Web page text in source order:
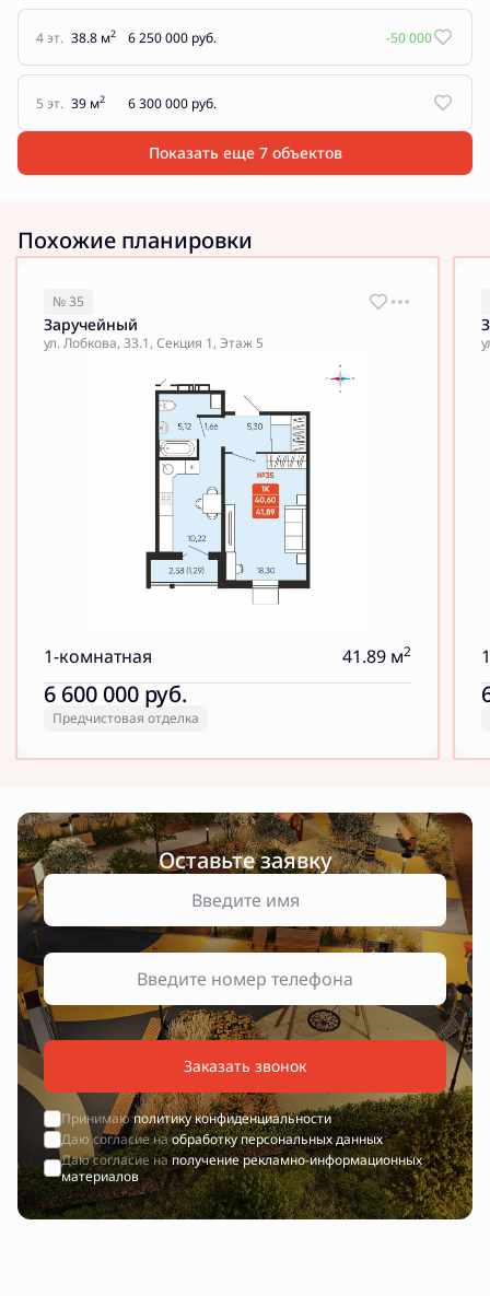
4 эт. 38.8 м2 6 250 000 руб. -50 000
5 эт. 39 м2 6 300 000 руб.
Показать еще 7 объектов
Похожие планировки
№ 35
Заручейный
ул. Лобкова, 33.1, Секция 1, Этаж 5
1-комнатная 41.89 м2
6 600 000 руб.
Предчистовая отделка
Оставьте заявку
Заказать звонок
Принимаюполитику конфиденциальности
Даю согласие наобработку персональных данных
Даю согласие наполучение рекламно-информационных
материалов